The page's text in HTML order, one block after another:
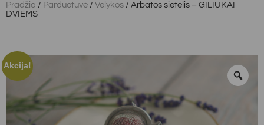
Pradžia / Parduotuvė / Velykos / Arbatos sietelis – GILIUKAI
DVIEMS
Akcija!